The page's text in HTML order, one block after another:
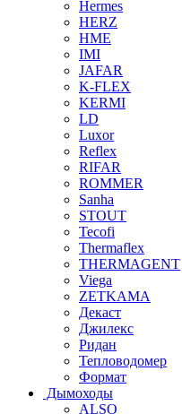
Hermes
HERZ
HME
IMI
JAFAR
K-FLEX
KERMI
LD
Luxor
Reflex
RIFAR
ROMMER
Sanha
STOUT
Tecofi
Thermaflex
THERMAGENT
Viega
ZETKAMA
Декаст
Джилекс
Ридан
Тепловодомер
Формат
Дымоходы
ALSO